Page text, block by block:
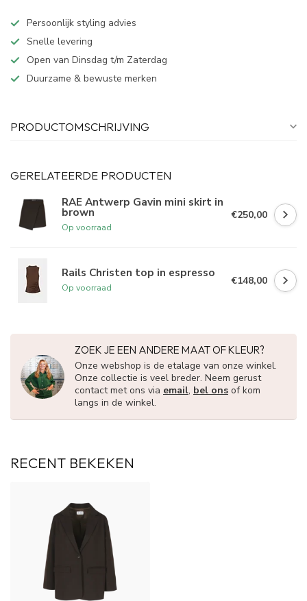
Persoonlijk styling advies
Snelle levering
Open van Dinsdag t/m Zaterdag
Duurzame & bewuste merken
PRODUCTOMSCHRIJVING
GERELATEERDE PRODUCTEN
RAE Antwerp Gavin mini skirt in
brown
Op voorraad
€250,00
Rails Christen top in espresso
Op voorraad
€148,00
ZOEK JE EEN ANDERE MAAT OF KLEUR?
Onze webshop is de etalage van onze winkel.
Onze collectie is veel breder. Neem gerust
contact met ons via email, bel ons of kom
langs in de winkel.
RECENT BEKEKEN